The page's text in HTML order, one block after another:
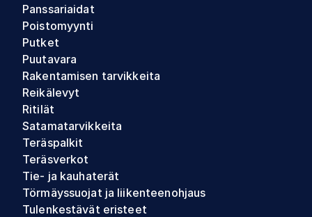
Panssariaidat
Poistomyynti
Putket
Puutavara
Rakentamisen tarvikkeita
Reikälevyt
Ritilät
Satamatarvikkeita
Teräspalkit
Teräsverkot
Tie- ja kauhaterät
Törmäyssuojat ja liikenteenohjaus
Tulenkestävät eristeet